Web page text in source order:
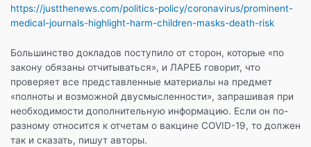
https://justthenews.com/politics-policy/coronavirus/prominent-
medical-journals-highlight-harm-children-masks-death-risk
Большинство докладов поступило от сторон, которые «по
закону обязаны отчитываться», и ЛАРЕБ говорит, что
проверяет все представленные материалы на предмет
«полноты и возможной двусмысленности», запрашивая при
необходимости дополнительную информацию. Если он по-
разному относится к отчетам о вакцине COVID-19, то должен
так и сказать, пишут авторы.